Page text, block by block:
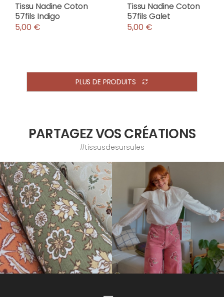
Tissu Nadine Coton
57fils Indigo
5,00 €
Tissu Nadine Coton
57fils Galet
5,00 €
PLUS DE PRODUITS
PARTAGEZ VOS CRÉATIONS
#tissusdesursules